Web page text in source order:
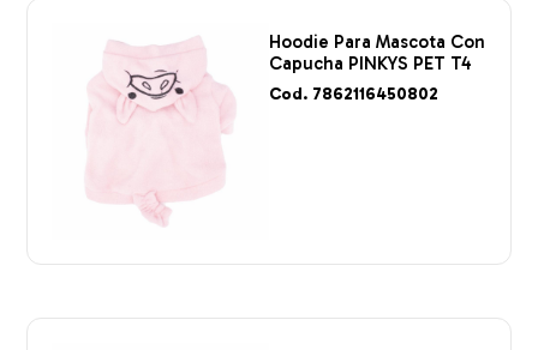
Hoodie Para Mascota Con
Capucha PINKYS PET T4
Cod. 7862116450802